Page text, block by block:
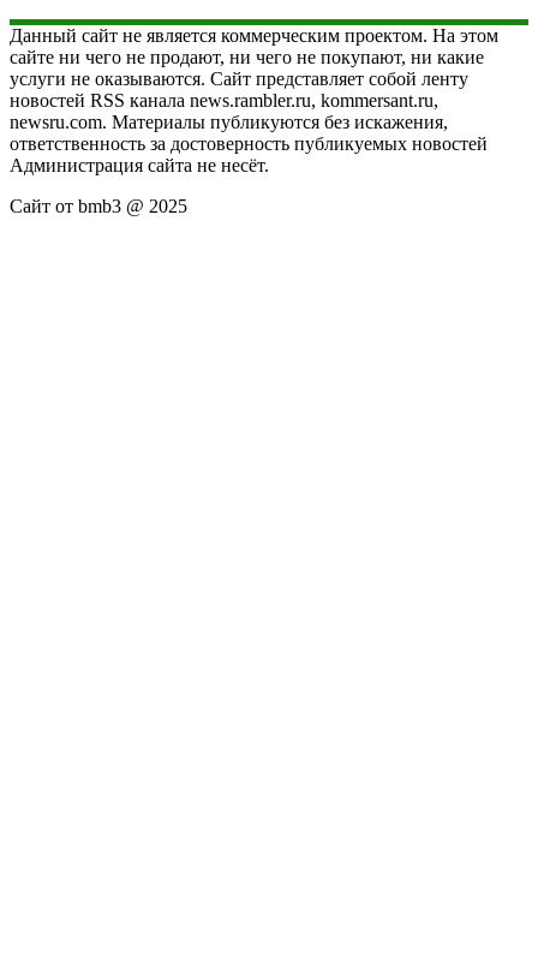
Данный сайт не является коммерческим проектом. На этом
сайте ни чего не продают, ни чего не покупают, ни какие
услуги не оказываются. Сайт представляет собой ленту
новостей RSS канала news.rambler.ru, kommersant.ru,
newsru.com. Материалы публикуются без искажения,
ответственность за достоверность публикуемых новостей
Администрация сайта не несёт.
Сайт от bmb3 @ 2025